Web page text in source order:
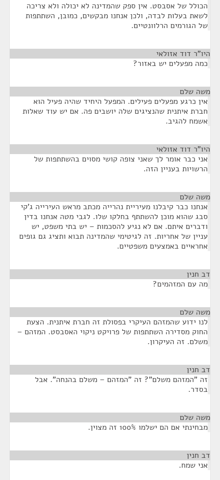
הכולל של אסבסט. אין ספק שהמדינה לא יכולה ולא צריכה
לשאת בעלות לבדה, ולכן אנחנו מבקשים, כמובן, השתתפות
של הגורמים הרלוונטיים.
היו"ר דוד אזולאי
כמה מפעלים יש באזור?
משה שלם
אין כרגע מפעלים פעילים. המפעל היחיד שהיה פעיל הוא
חברת איתנית שהנציגים שלה יושבים פה. אם יש עוד שאלות
אשמח להגיב.
היו"ר דוד אזולאי
אני כבר אומר לך שאני צופה קושי מסוים בהשתתפות של
הרשויות בעניין הזה.
משה שלם
אנחנו כבר קיבלנו מעיריית נהרייה מכתב מראש העירייה ג'קי
סבג שהוא מוכן להשתתף בחלקו שלו. לגבי מטה אנחנו בדין
ודברים איתם. אם לא נגיע להסכמות – יש בתי משפט, יש
עניין של אחריות. זה לגיטימי שהמדינה תבוא ותציג גם גופים
אחראיים באמצעים משפטיים.
דב חנין
מה עם המזהמים?
משה שלם
לנו ידוע שהמזהם העיקרי בפסולת זה חברת איתנית. הצעת
החוק מסדירה השתתפות של פרויקט ניקוי האסבסט. המזהם –
משלם. זה העיקרון.
דב חנין
זה "המזהם משלם"? זה "המזהם – משלם בהנחה". אבל
בסדר.
משה שלם
מבחינתי אם הם ישלמו 100% זה מצוין.
דב חנין
אני שמח.